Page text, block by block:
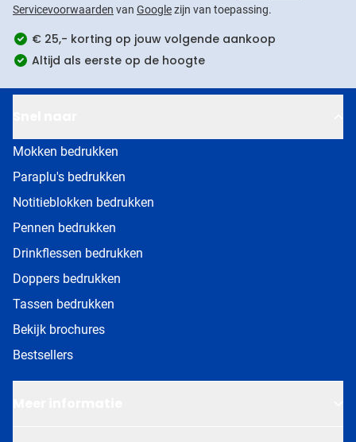
Servicevoorwaarden van Googlezijn van toepassing.
€ 25,- korting op jouw volgende aankoop
Altijd als eerste op de hoogte
Mokken bedrukken
Paraplu's bedrukken
Notitieblokken bedrukken
Pennen bedrukken
Drinkflessen bedrukken
Doppers bedrukken
Tassen bedrukken
Bekijk brochures
Bestsellers